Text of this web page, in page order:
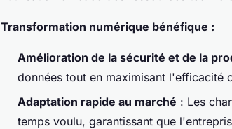
Transformation numérique bénéfique :
Amélioration de la sécurité et de la
données tout en maximisant l'efficacité
Adaptation rapide au marché : Les
temps voulu, garantissant que